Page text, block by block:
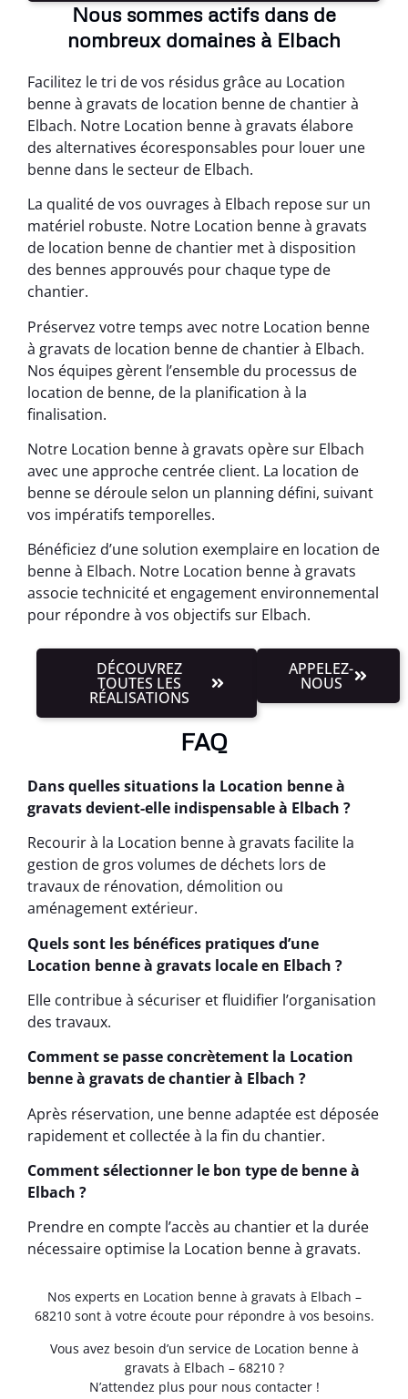
Nous sommes actifs dans de
nombreux domaines à Elbach
Facilitez le tri de vos résidus grâce au Location
benne à gravats de location benne de chantier à
Elbach. Notre Location benne à gravats élabore
des alternatives écoresponsables pour louer une
benne dans le secteur de Elbach.
La qualité de vos ouvrages à Elbach repose sur un
matériel robuste. Notre Location benne à gravats
de location benne de chantier met à disposition
des bennes approuvés pour chaque type de
chantier.
Préservez votre temps avec notre Location benne
à gravats de location benne de chantier à Elbach.
Nos équipes gèrent l’ensemble du processus de
location de benne, de la planification à la
finalisation.
Notre Location benne à gravats opère sur Elbach
avec une approche centrée client. La location de
benne se déroule selon un planning défini, suivant
vos impératifs temporelles.
Bénéficiez d’une solution exemplaire en location de
benne à Elbach. Notre Location benne à gravats
associe technicité et engagement environnemental
pour répondre à vos objectifs sur Elbach.
DÉCOUVREZ
TOUTES LES
RÉALISATIONS
APPELEZ-
NOUS
FAQ
Dans quelles situations la Location benne à
gravats devient-elle indispensable à Elbach ?
Recourir à la Location benne à gravats facilite la
gestion de gros volumes de déchets lors de
travaux de rénovation, démolition ou
aménagement extérieur.
Quels sont les bénéfices pratiques d’une
Location benne à gravats locale en Elbach ?
Elle contribue à sécuriser et fluidifier l’organisation
des travaux.
Comment se passe concrètement la Location
benne à gravats de chantier à Elbach ?
Après réservation, une benne adaptée est déposée
rapidement et collectée à la fin du chantier.
Comment sélectionner le bon type de benne à
Elbach ?
Prendre en compte l’accès au chantier et la durée
nécessaire optimise la Location benne à gravats.
Nos experts en Location benne à gravats à Elbach –
68210 sont à votre écoute pour répondre à vos besoins.
Vous avez besoin d’un service de Location benne à
gravats à Elbach – 68210 ?
N’attendez plus pour nous contacter !